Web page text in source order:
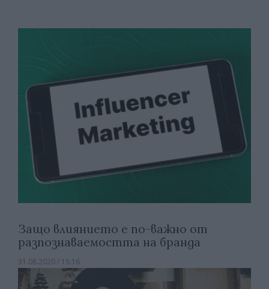
Защо влиянието е по-важно от
разпознаваемостта на бранда
31.08.2020 / 15:16